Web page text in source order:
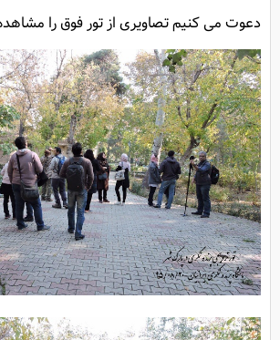
دعوت می کنیم تصاویری از تور فوق را